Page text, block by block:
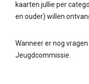
kaarten jullie per
en ouder) willen
Wanneer er nog
Jeugdcommissie.